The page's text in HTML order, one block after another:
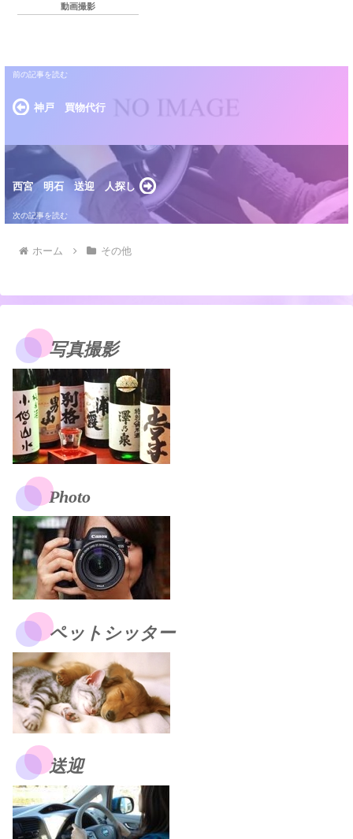
動画撮影
神戸 買物代行
西宮 明石 送迎 人探し
ホーム その他
写真撮影
Photo
ペットシッター
送迎